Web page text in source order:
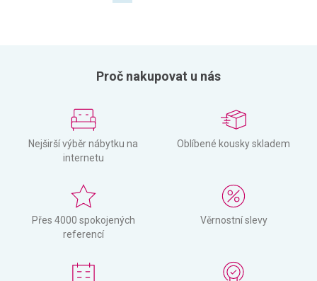
Proč nakupovat u nás
Nejširší výběr nábytku na
internetu
Oblíbené kousky skladem
Přes 4000 spokojených
referencí
Věrnostní slevy